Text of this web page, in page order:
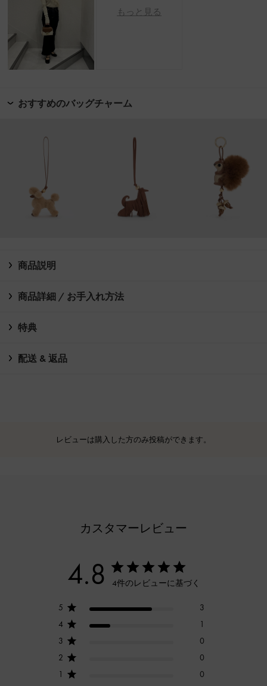
もっと見る
おすすめのバッグチャーム
商品説明
商品詳細 / お手入れ方法
特典
配送 & 返品
レビューは購入した方のみ投稿ができます。
カスタマーレビュー
4.8 4件のレビューに基づく
5
3
4
1
3
0
2
0
1
0